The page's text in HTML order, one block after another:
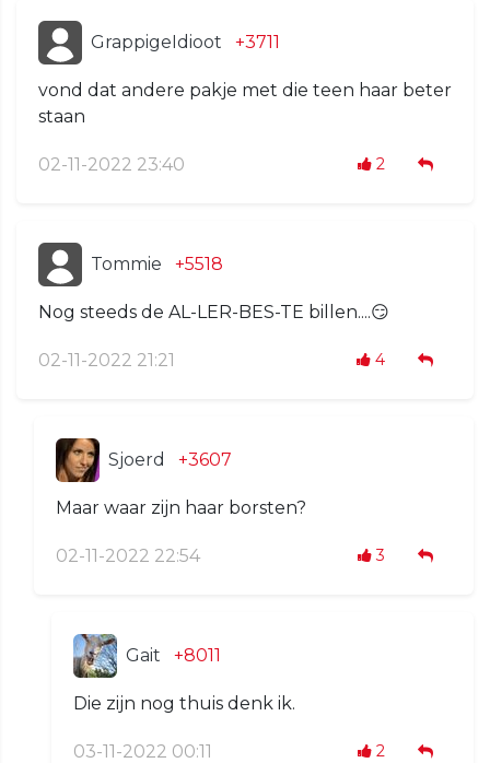
GrappigeIdioot +3711
vond dat andere pakje met die teen haar beter
staan
02-11-2022 23:40 2
Tommie +5518
Nog steeds de AL-LER-BES-TE billen....😏
02-11-2022 21:21 4
Sjoerd +3607
Maar waar zijn haar borsten?
02-11-2022 22:54 3
Gait +8011
Die zijn nog thuis denk ik.
03-11-2022 00:11 2